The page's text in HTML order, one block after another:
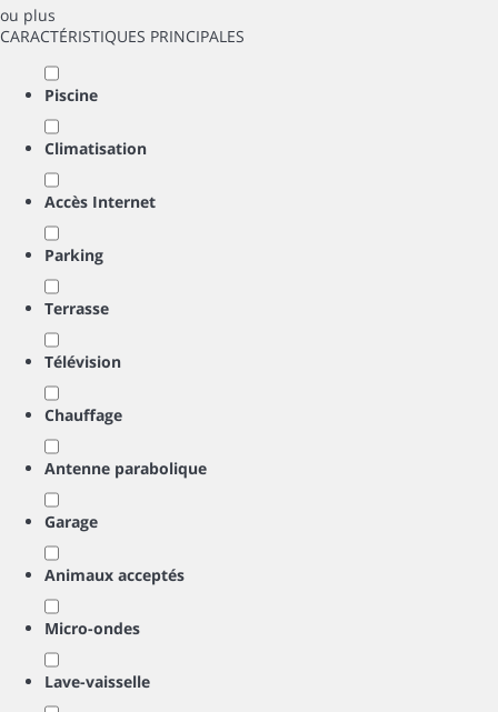
ou plus
CARACTÉRISTIQUES PRINCIPALES
Piscine
Climatisation
Accès Internet
Parking
Terrasse
Télévision
Chauffage
Antenne parabolique
Garage
Animaux acceptés
Micro-ondes
Lave-vaisselle